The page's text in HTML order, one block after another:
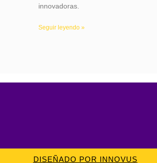
innovadoras.
Seguir leyendo »
DISEÑADO POR INNOVUS